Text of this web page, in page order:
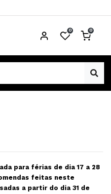
0 0
para férias de dia 17 a 28
feitas neste
a partir do dia 31 de